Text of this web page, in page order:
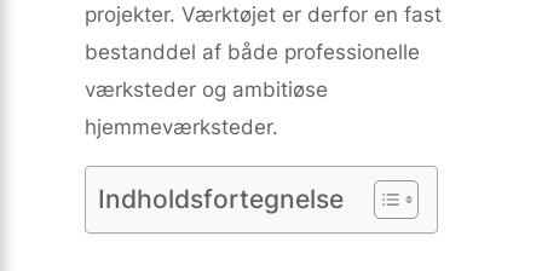
projekter. Værktøjet er derfor en fast
bestanddel af både professionelle
værksteder og ambitiøse
hjemmeværksteder.
Indholdsfortegnelse